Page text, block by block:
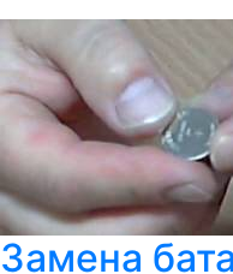
Замена